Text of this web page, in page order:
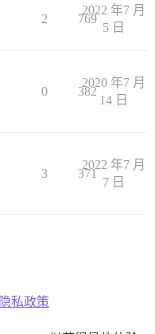
2 769
2022 年7 月
5 日
0 382
2020 年7 月
14 日
3 371
2022 年7 月
7 日
隐私政策